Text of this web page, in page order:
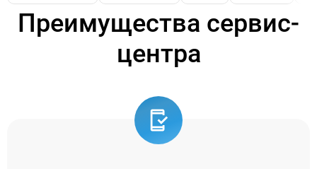
Преимущества сервис-
центра